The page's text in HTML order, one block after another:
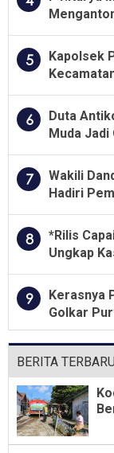
5
Kapolsek
Lahan
6
Duta
Muda
7
Wakili
Hadiri
Jawa
8
*Rilis
Ungkap
9
Kerasnya
Golkar
Dari
BERITA TERBARU